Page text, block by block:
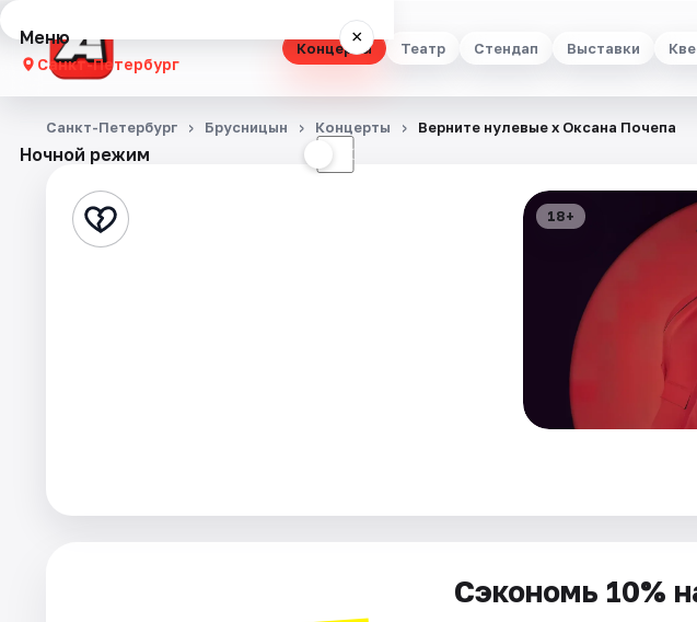
Концерты Театр Стендап Выставки
Меню ×
Санкт-Петербург
Концерты
Стендап
Ночной режим ☾
Санкт-Петербург Брусницын Концерты Верните нулевые х Оксана Почепа
18+
Сэкономь 10%